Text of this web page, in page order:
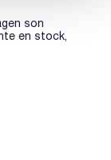
son
en stock,